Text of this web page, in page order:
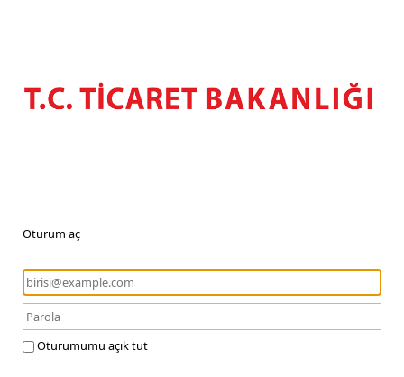
Oturum aç
Oturumumu açık tut